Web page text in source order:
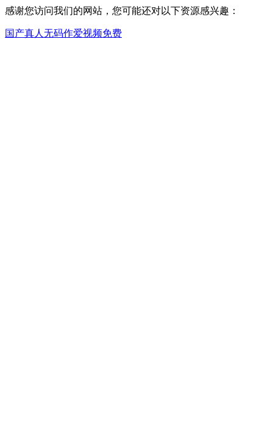
感谢您访问我们的网站，您可能还对以下资源感兴趣：
国产真人无码作爱视频免费